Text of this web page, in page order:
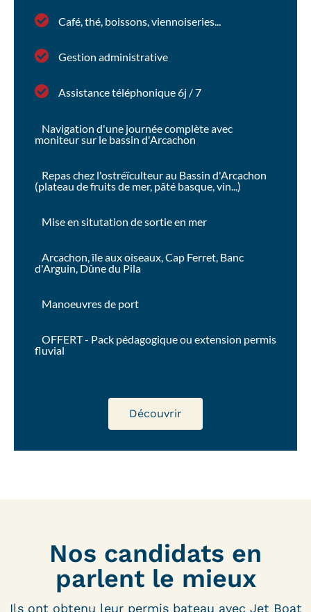
Café, thé, boissons, viennoiseries...
Gestion administrative
Assistance téléphonique 6j / 7
Navigation d'une journée complète avec
moniteur sur le bassin d'Arcachon
Repas chez l'ostréïculteur au Bassin d'Arcachon
(plateau de fruits de mer, pâté basque, vin...)
Mise en situtation de sortie en mer
Arcachon, île aux oiseaux, Cap Ferret, Banc
d'Arguin, Dûne du Pila
Manoeuvres de port
OFFERT - Pack pédagogique ou extension permis
fluvial
Découvrir
Nos candidats en
parlent le mieux
Ils ont obtenu leur permis bateau avec Jet Boat